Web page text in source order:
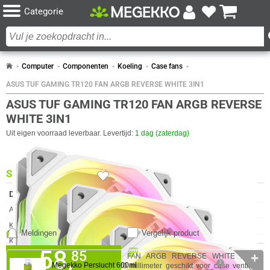
Categorie
Computer Componenten Koeling Case fans
ASUS TUF GAMING TR120 FAN ARGB REVERSE WHITE 3IN1
ASUS TUF GAMING TR120 FAN ARGB REVERSE
WHITE 3IN1
Uit eigen voorraad leverbaar. Levertijd: 1 dag (zaterdag)
25x
De ASUS TUF GAMING TR120 FAN ARGB REVERSE WHITE is een
drievoudig ventilatorpakket van 120 millimeter geschikt voor case ventilatie.
58,85
Beschikbaar in onze
Megekko Shop Breda
Vergelijk product
Meldingen
SPECIFICATIES
DESIGN
Eigenschap Waarde
Aantal Ventilatoren
3 x
Kleur verlichting
RGB
Kleur Product
Wit
Soort
Luchtkoeler
COMBINEER
Megekko Perslucht 600ml
✛